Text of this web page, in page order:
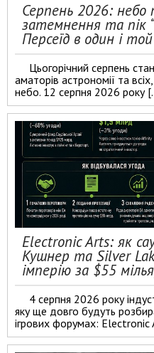
Серпень 2026: небо
затемнення та пік
Персеїд в один і
Цьогорічний серпень
аматорів астрономії та
небо. 12 серпня 2026 року
Electronic Arts: як
Кушнер та Silver
імперію за $55
4 серпня 2026 року
яку ще довго будуть
ігрових форумах: